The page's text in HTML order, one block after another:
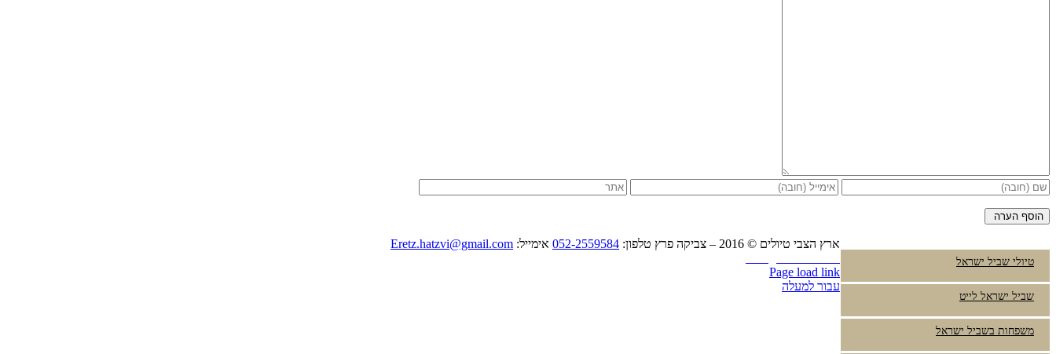
טיולי שביל ישראל
שביל ישראל לייט
משפחות בשביל ישראל
ארץ הצבי טיולים © 2016 – צביקה פרץ טלפון: 052-2559584 אימייל: Eretz.hatzvi@gmail.com
Page load link
עבור למעלה